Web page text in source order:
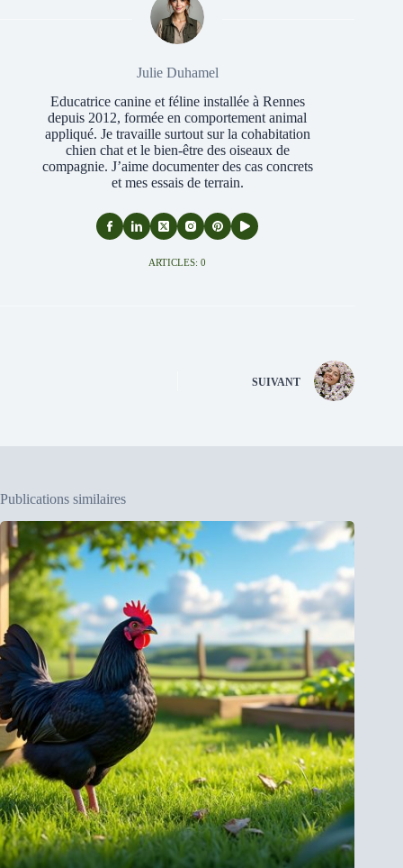
Julie Duhamel
Educatrice canine et féline installée à Rennes
depuis 2012, formée en comportement animal
appliqué. Je travaille surtout sur la cohabitation
chien chat et le bien-être des oiseaux de
compagnie. J’aime documenter des cas concrets
et mes essais de terrain.
ARTICLES: 0
SUIVANT
Publications similaires